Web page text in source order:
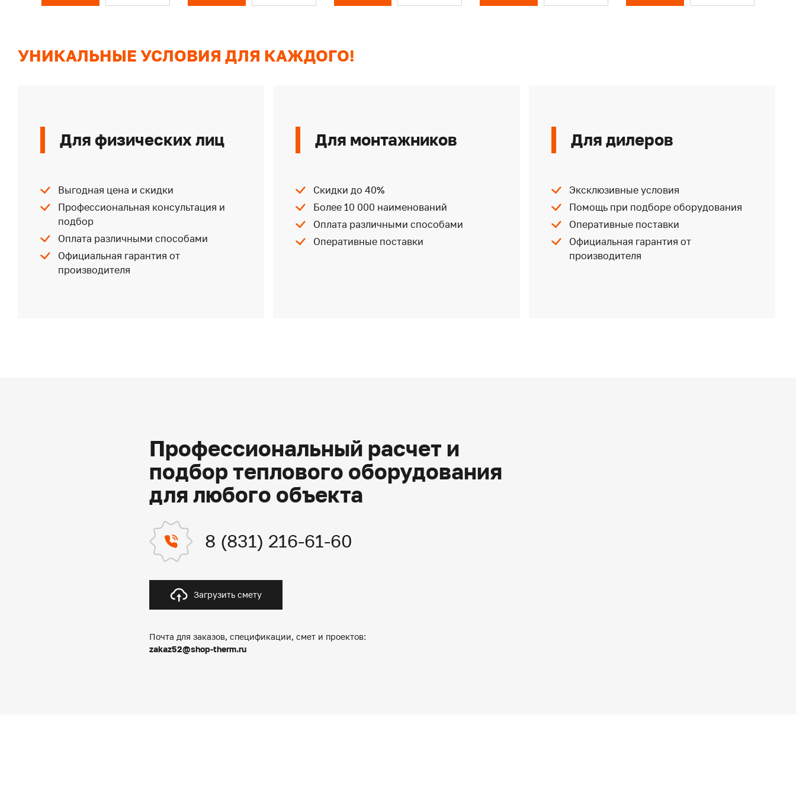
УНИКАЛЬНЫЕ УСЛОВИЯ ДЛЯ КАЖДОГО!
Для физических лиц
Выгодная цена и скидки
Профессиональная консультация и
подбор
Оплата различными способами
Официальная гарантия от
производителя
Для монтажников
Скидки до 40%
Более 10 000 наименований
Оплата различными способами
Оперативные поставки
Для дилеров
Эксклюзивные условия
Помощь при подборе оборудования
Оперативные поставки
Официальная гарантия от
производителя
Профессиональный расчет и
подбор теплового оборудования
для любого объекта
8 (831) 216-61-60
Загрузить смету
Почта для заказов, спецификации, смет и проектов:
zakaz52@shop-therm.ru